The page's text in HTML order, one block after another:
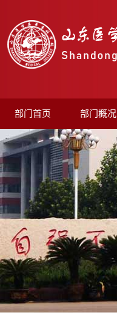
部门首页 部门概况